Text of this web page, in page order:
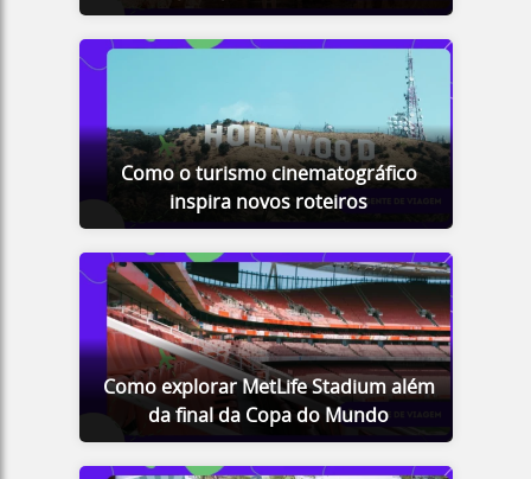
Como o turismo cinematográfico
inspira novos roteiros
Como explorar MetLife Stadium além
da final da Copa do Mundo